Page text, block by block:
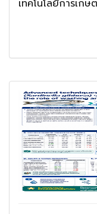
เทคโนโลยีการเก